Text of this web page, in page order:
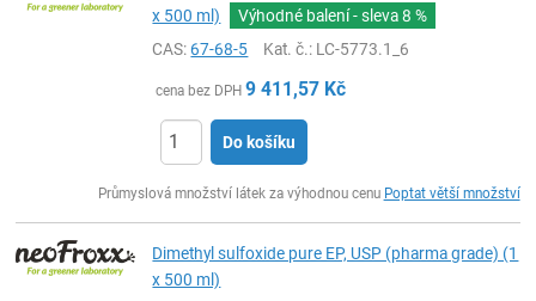
x 500 ml)
Výhodné balení - sleva8 %
CAS:67-68-5 Kat. č.: LC-5773.1_6
cena bez DPH 9 411,57 Kč
Do košíku
Průmyslová množství látek za výhodnou cenu Poptat větší množství
Dimethyl sulfoxide pure EP, USP (pharma grade) (1
x 500 ml)